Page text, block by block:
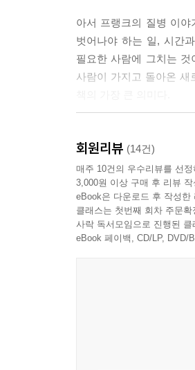
향한다. 곁에 아무도 없
시 사람들 사이로 돌아온
심각한 질병은 여행자를
봐주면 고통은 줄어든다.
여전히 나는 다른 사람
까 봐 두렵다. 고통도 무
88
리는 빛이 계속 타오르
또 질병을 계기로, 삶을
을 존중해야 하며, 궁극
아서 프랭크의 질병 이
벗어나야 하는 일, 시간
필요한 사람에 그치는
사람이 가지고 돌아온 새
용감하게 극복해낸 흔한
비전을 가지고 함께 엮
세속적이고 평이한 용어
무게가 만만치 않으면서
사람은 돌아오지 못할
바로 얼굴을 마주하고 있
꽉 찬 깨달음의 기쁨을
이 책은 지금의 한국 사
회원리뷰 (14건)
매주 10건의 우수리뷰를 선
3,000원 이상 구매 후 리뷰 작
eBook은 다운로드 후 작성
클래스는 첫번째 회차 주문
사락 독서모임으로 진행된
eBook 페이백, CD/LP, DVD/